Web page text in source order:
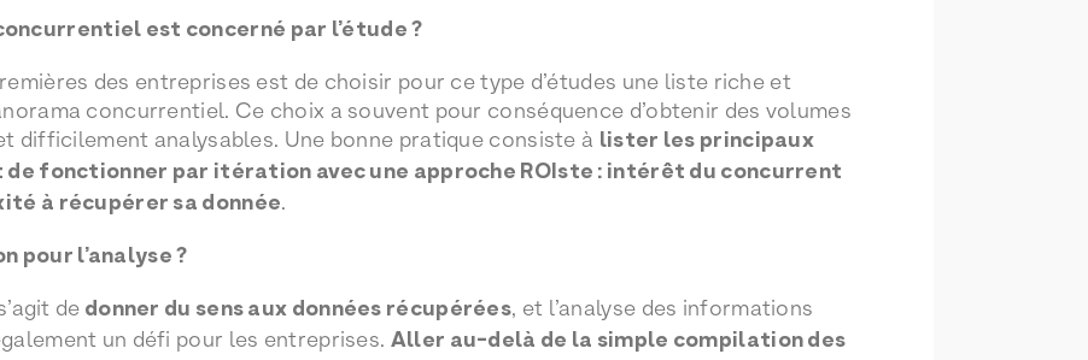
est concerné par l’étude ?
des entreprises est de choisir pour ce type d’études une liste riche et
concurrentiel. Ce choix a souvent pour conséquence d’obtenir des volumes
difficilement analysables. Une bonne pratique consiste à lister les principaux
fonctionner par itération avec une approche ROIste : intérêt du concurrent
à récupérer sa donnée.
l’analyse ?
de donner du sens aux données récupérées, et l’analyse des informations
un défi pour les entreprises. Aller au-delà de la simple compilation des